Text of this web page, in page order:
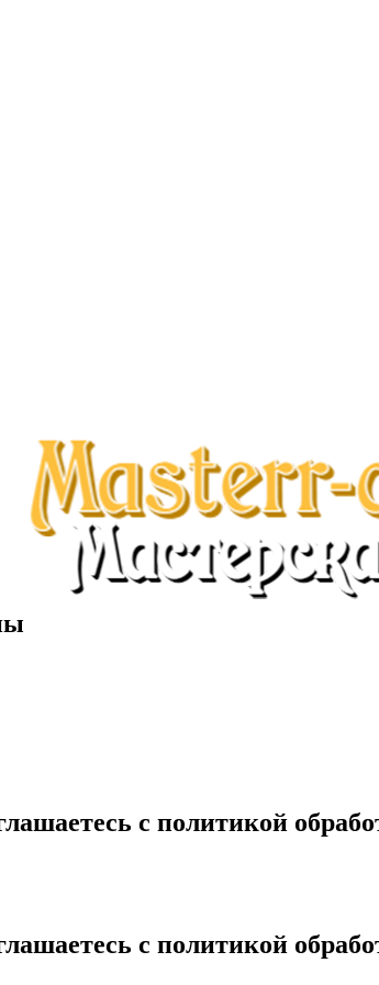
с политикой
с политикой